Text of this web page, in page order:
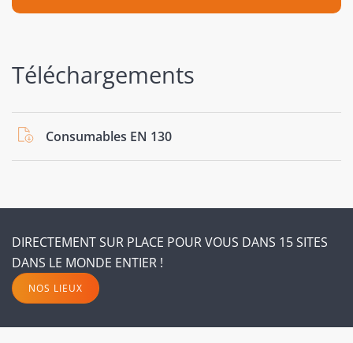
Téléchargements
Consumables EN 130
DIRECTEMENT SUR PLACE POUR VOUS DANS 15 SITES
DANS LE MONDE ENTIER !
NOS LIEUX